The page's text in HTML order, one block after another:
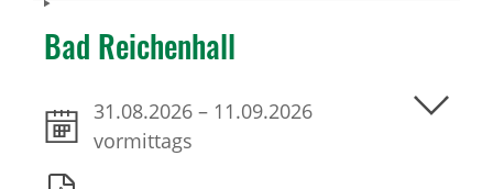
Bad Reichenhall
31.08.2026 – 11.09.2026
vormittags